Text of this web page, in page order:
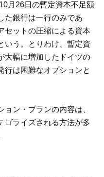
月26日の暫定資本不足額
た銀行は一行のみであ
セットの圧縮による資本
いう。とりわけ、暫定資
大幅に増加したドイツの
行は困難なオプションと
ン・プランの内容は、
ゴライズされる方法が多